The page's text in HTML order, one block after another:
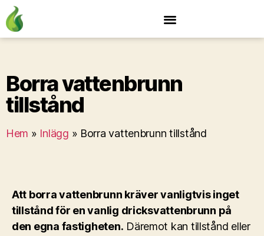
Borra vattenbrunn
tillstånd
Hem » Inlägg » Borra vattenbrunn tillstånd
Att borra vattenbrunn kräver vanligtvis inget
tillstånd för en vanlig dricksvattenbrunn på
den egna fastigheten. Däremot kan tillstånd eller